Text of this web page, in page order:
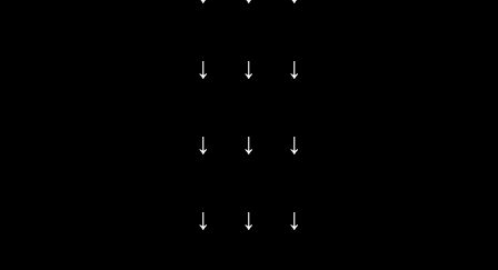
↓ ↓ ↓
↓ ↓ ↓
↓ ↓ ↓